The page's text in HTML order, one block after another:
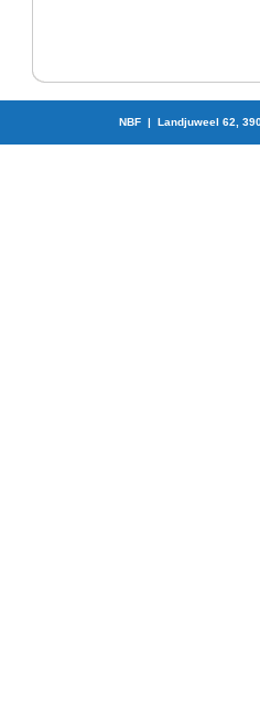
NBF | Landjuweel 62,